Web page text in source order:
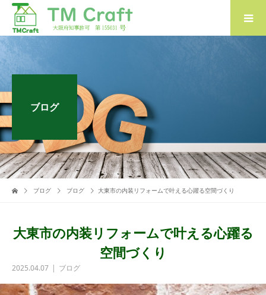
ブログ
ブログ ブログ 大東市の内装リフォームで叶える心躍る空間づくり
大東市の内装リフォームで叶える心躍る
空間づくり
2025.04.07 ブログ